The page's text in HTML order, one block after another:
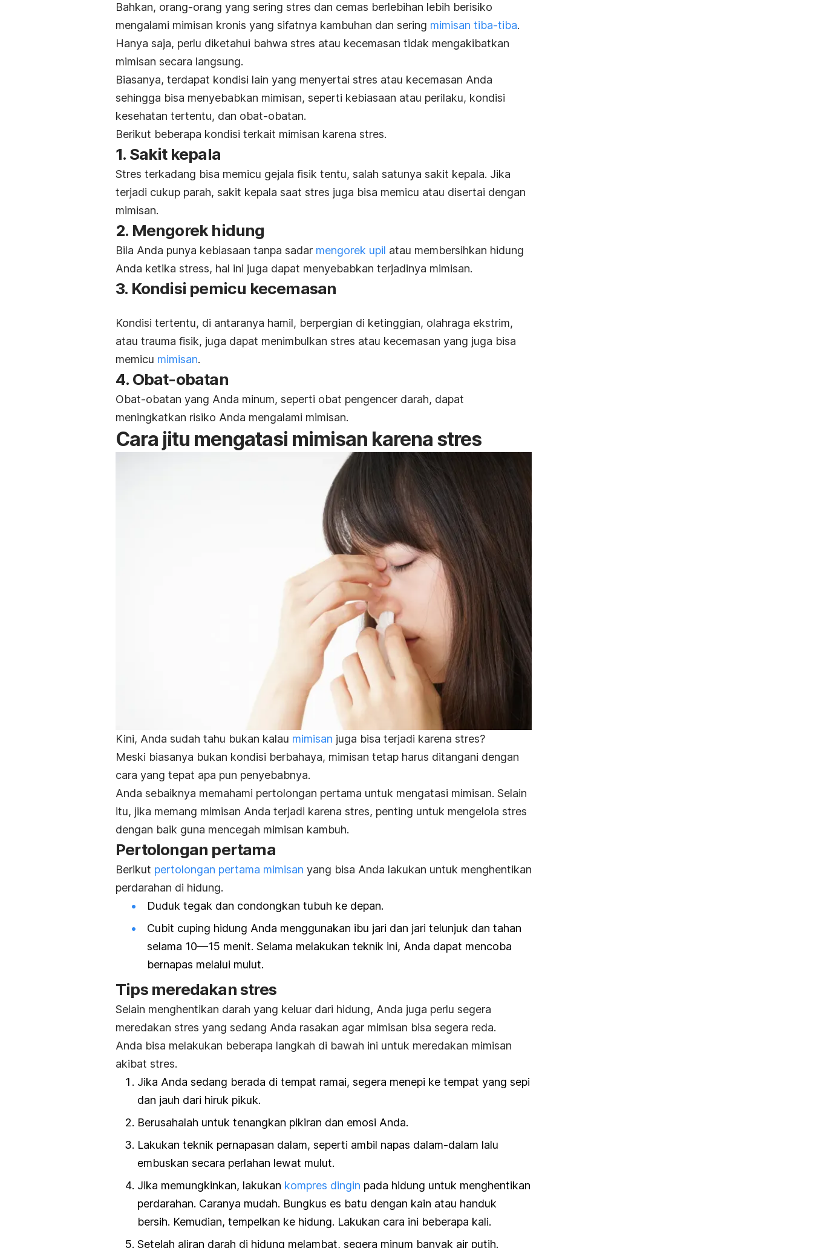
Bahkan, orang-orang yang sering stres dan cemas berlebihan lebih berisiko
mengalami mimisan kronis yang sifatnya kambuhan dan sering mimisan tiba-tiba.
Hanya saja, perlu diketahui bahwa stres atau kecemasan tidak mengakibatkan
mimisan secara langsung.
Biasanya, terdapat kondisi lain yang menyertai stres atau kecemasan Anda
sehingga bisa menyebabkan mimisan, seperti kebiasaan atau perilaku, kondisi
kesehatan tertentu, dan obat-obatan.
Berikut beberapa kondisi terkait mimisan karena stres.
1. Sakit kepala
Stres terkadang bisa memicu gejala fisik tentu, salah satunya sakit kepala. Jika
terjadi cukup parah, sakit kepala saat stres juga bisa memicu atau disertai dengan
mimisan.
2. Mengorek hidung
Bila Anda punya kebiasaan tanpa sadar mengorek upil atau membersihkan hidung
Anda ketika stress, hal ini juga dapat menyebabkan terjadinya mimisan.
3. Kondisi pemicu kecemasan
Kondisi tertentu, di antaranya hamil, berpergian di ketinggian, olahraga ekstrim,
atau trauma fisik, juga dapat menimbulkan stres atau kecemasan yang juga bisa
memicu mimisan.
4. Obat-obatan
Obat-obatan yang Anda minum, seperti obat pengencer darah, dapat
meningkatkan risiko Anda mengalami mimisan.
Cara jitu mengatasi mimisan karena stres
Kini, Anda sudah tahu bukan kalau mimisan juga bisa terjadi karena stres?
Meski biasanya bukan kondisi berbahaya, mimisan tetap harus ditangani dengan
cara yang tepat apa pun penyebabnya.
Anda sebaiknya memahami pertolongan pertama untuk mengatasi mimisan. Selain
itu, jika memang mimisan Anda terjadi karena stres, penting untuk mengelola stres
dengan baik guna mencegah mimisan kambuh.
Pertolongan pertama
Berikut pertolongan pertama mimisan yang bisa Anda lakukan untuk menghentikan
perdarahan di hidung.
Duduk tegak dan condongkan tubuh ke depan.
Cubit cuping hidung Anda menggunakan ibu jari dan jari telunjuk dan tahan
selama 10—15 menit. Selama melakukan teknik ini, Anda dapat mencoba
bernapas melalui mulut.
Tips meredakan stres
Selain menghentikan darah yang keluar dari hidung, Anda juga perlu segera
meredakan stres yang sedang Anda rasakan agar mimisan bisa segera reda.
Anda bisa melakukan beberapa langkah di bawah ini untuk meredakan mimisan
akibat stres.
Jika Anda sedang berada di tempat ramai, segera menepi ke tempat yang sepi
dan jauh dari hiruk pikuk.
Berusahalah untuk tenangkan pikiran dan emosi Anda.
Lakukan teknik pernapasan dalam, seperti ambil napas dalam-dalam lalu
embuskan secara perlahan lewat mulut.
Jika memungkinkan, lakukan kompres dingin pada hidung untuk menghentikan
perdarahan. Caranya mudah. Bungkus es batu dengan kain atau handuk
bersih. Kemudian, tempelkan ke hidung. Lakukan cara ini beberapa kali.
Setelah aliran darah di hidung melambat, segera minum banyak air putih.